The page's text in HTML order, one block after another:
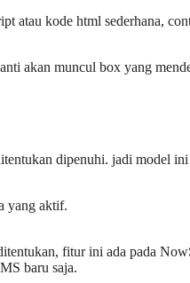
atau kode html sederhana,
akan muncul box yang
dipenuhi. jadi model
yang aktif.
fitur ini ada pada
baru saja.